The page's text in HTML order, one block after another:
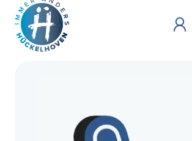
Zum Hauptinhalt springen